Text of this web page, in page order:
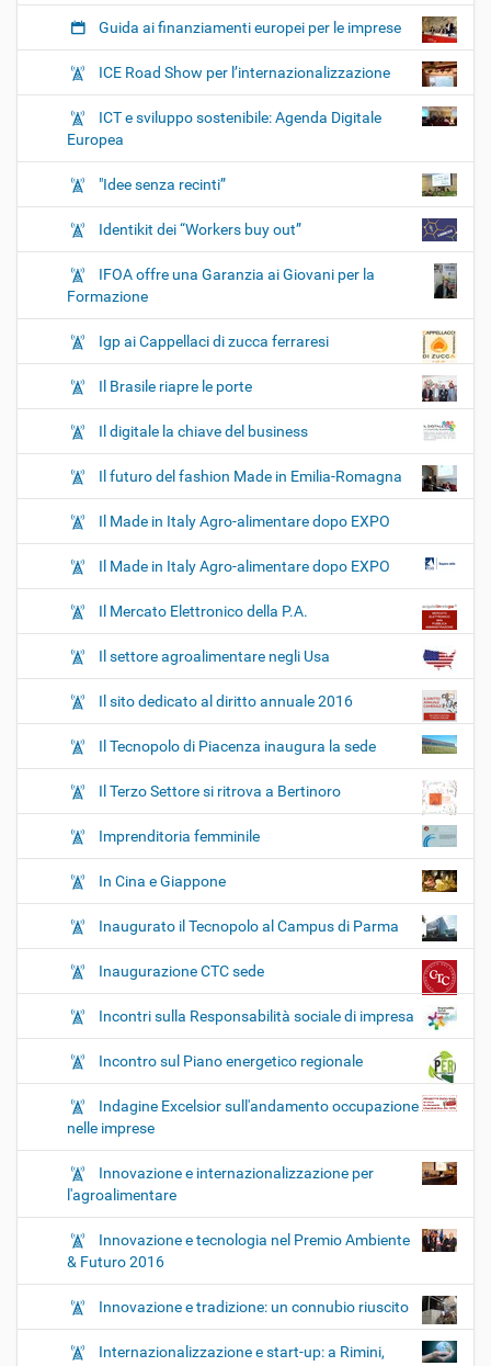
Guida ai finanziamenti europei per le imprese
ICE Road Show per l’internazionalizzazione
ICT e sviluppo sostenibile: Agenda Digitale
Europea
"Idee senza recinti”
Identikit dei “Workers buy out”
IFOA offre una Garanzia ai Giovani per la
Formazione
Igp ai Cappellaci di zucca ferraresi
Il Brasile riapre le porte
Il digitale la chiave del business
Il futuro del fashion Made in Emilia-Romagna
Il Made in Italy Agro-alimentare dopo EXPO
Il Made in Italy Agro-alimentare dopo EXPO
Il Mercato Elettronico della P.A.
Il settore agroalimentare negli Usa
Il sito dedicato al diritto annuale 2016
Il Tecnopolo di Piacenza inaugura la sede
Il Terzo Settore si ritrova a Bertinoro
Imprenditoria femminile
In Cina e Giappone
Inaugurato il Tecnopolo al Campus di Parma
Inaugurazione CTC sede
Incontri sulla Responsabilità sociale di impresa
Incontro sul Piano energetico regionale
Indagine Excelsior sull'andamento occupazione
nelle imprese
Innovazione e internazionalizzazione per
l'agroalimentare
Innovazione e tecnologia nel Premio Ambiente
& Futuro 2016
Innovazione e tradizione: un connubio riuscito
Internazionalizzazione e start-up: a Rimini,